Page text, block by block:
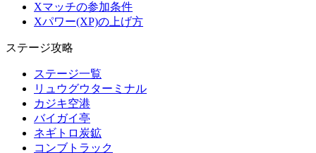
Xマッチの参加条件
Xパワー(XP)の上げ方
ステージ攻略
ステージ一覧
リュウグウターミナル
カジキ空港
バイガイ亭
ネギトロ炭鉱
コンブトラック